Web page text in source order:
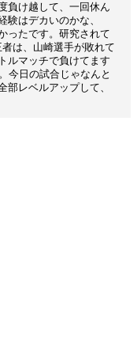
負け越して、一回休ん
験はデカいのかな、
ったです。研究されて
は、山崎選手が敗れて
ルマッチで負けてます
今日の試合じゃなんと
部レベルアップして、